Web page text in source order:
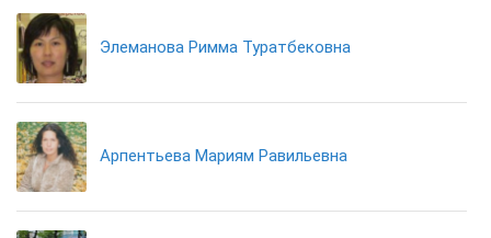
Элеманова Римма Туратбековна
Арпентьева Мариям Равильевна